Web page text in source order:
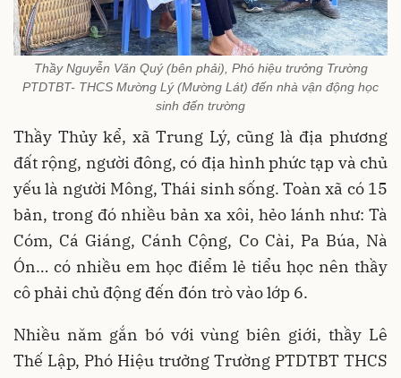
Thầy Nguyễn Văn Quý (bên phải), Phó hiệu trưởng Trường
PTDTBT- THCS Mường Lý (Mường Lát) đến nhà vận động học
sinh đến trường
Thầy Thủy kể, xã Trung Lý, cũng là địa phương
đất rộng, người đông, có địa hình phức tạp và chủ
yếu là người Mông, Thái sinh sống. Toàn xã có 15
bản, trong đó nhiều bản xa xôi, hẻo lánh như: Tà
Cóm, Cá Giáng, Cánh Cộng, Co Cài, Pa Búa, Nà
Ón… có nhiều em học điểm lẻ tiểu học nên thầy
cô phải chủ động đến đón trò vào lớp 6.
Nhiều năm gắn bó với vùng biên giới, thầy Lê
Thế Lập, Phó Hiệu trưởng Trường PTDTBT THCS